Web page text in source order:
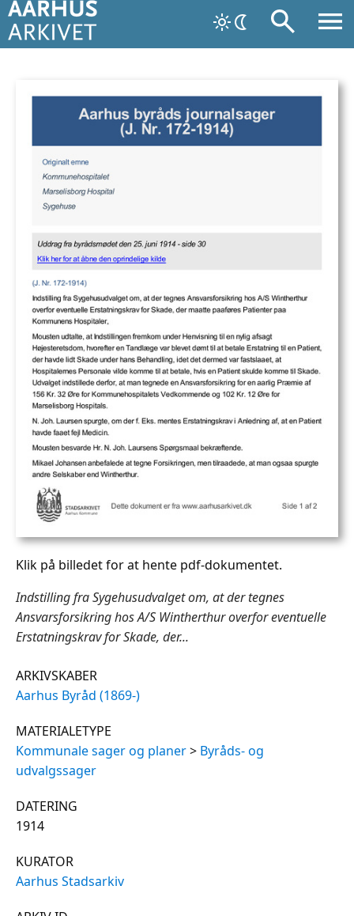
Klik på billedet for at hente pdf-dokumentet.
Indstilling fra Sygehusudvalget om, at der tegnes
Ansvarsforsikring hos A/S Wintherthur overfor eventuelle
Erstatningskrav for Skade, der...
ARKIVSKABER
Aarhus Byråd (1869-)
MATERIALETYPE
Kommunale sager og planer> Byråds- og
udvalgssager
DATERING
1914
KURATOR
Aarhus Stadsarkiv